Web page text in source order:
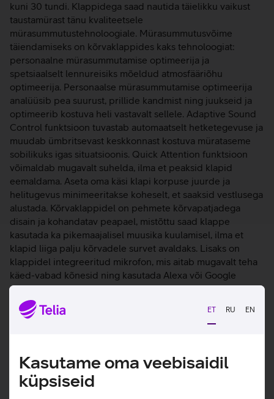
ET RU EN
Kasutame oma veebisaidil
küpsiseid
kuni 30 tundi. Klappidega saad nautida täielikku vaikust
taustamürast tänu kvaliteetsele
mürasummutustehnoloogiale. Mürasummutusvõime
täiendamiseks on kõrvaklappides kaks tehnoloogiat:
personaalne mürasummutamise optimeerija ja
spetsiaalselt lennureisiks mõeldud atmosfääriõhu
optimeerija. Personaalse mürasummutamise optimeerija
analüüsib pea suurust, prillide kandmist ning juukseid ja
optimeerib kostuva heli vastavalt sellele. Adaptive Sound
Control funktsioon tuvastab automaatselt hetketegevuse ja
muudab ümbritsevast keskkonnast kostuva mürataseme
sobilikuks igas situatsioonis. Quick Attention funktsioon
võimaldab mugavalt suhelda, ilma et peaksid klapid
eemaldama. Aseta oma käsi klapi korpuse juurde ja
helitugevus minimeeritakse koheselt, et saaksid vestlusega
alustada. Kõrvaklappidel on pehmete kõrvapatjadega
disain ja kohandatav peapael, mistõttu saad klappe
kasutada ka pikemaajalisel muusika kuulamisel, ilma et
klapid liiga palju kõrvadele survet avaldaks. Lisaks on
klappidel integreeritud mikrofon, mis aitab mugavalt teha
käed-vabad kõnesid ning kasutada Alexa või Google
Assistanti häälassistenti.
Bluetooth LDAC pakub erakordset helikvaliteeti.
Kõrvaklappe saab korraga siduda kahe Bluetooth-
seadmega. Vaid ühe nupuvajutusega saab kiiresti ja
sujuvalt seadmete vahel vahetada.